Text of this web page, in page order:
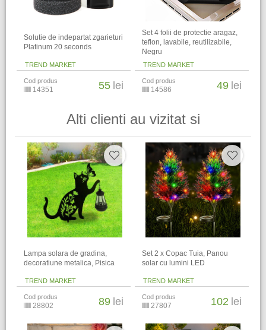
Solutie de indepartat zgarieturi
Platinum 20 seconds
TREND MARKET
Cod produs
14351 55 lei
Set 4 folii de protectie aragaz,
teflon, lavabile, reutilizabile,
Negru
TREND MARKET
Cod produs
14586 49 lei
Alti clienti au vizitat si
Lampa solara de gradina,
decoratiune metalica, Pisica
TREND MARKET
Cod produs
28802 89 lei
Set 2 x Copac Tuia, Panou
solar cu lumini LED
TREND MARKET
Cod produs
27807 102 lei